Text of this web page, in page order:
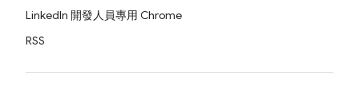
LinkedIn 開發人員專用 Chrome
RSS